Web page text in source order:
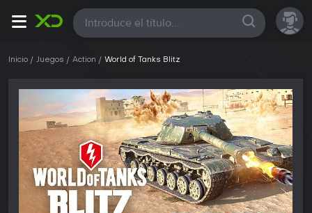
Todas
Inicio Juegos Action World of Tanks Blitz